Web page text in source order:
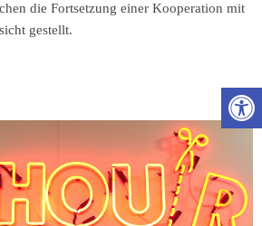
die Fortsetzung einer Kooperation mit
gestellt.